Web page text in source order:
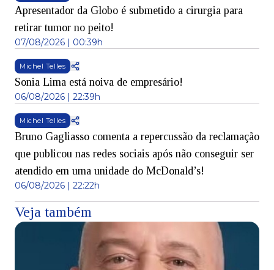
Apresentador da Globo é submetido a cirurgia para
retirar tumor no peito!
07/08/2026 | 00:39h
Michel Telles
Sonia Lima está noiva de empresário!
06/08/2026 | 22:39h
Michel Telles
Bruno Gagliasso comenta a repercussão da reclamação
que publicou nas redes sociais após não conseguir ser
atendido em uma unidade do McDonald’s!
06/08/2026 | 22:22h
Veja também